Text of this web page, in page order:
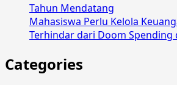
Tahun Mendatang
Mahasiswa Perlu Kelola
Terhindar dari Doom Spending
Categories